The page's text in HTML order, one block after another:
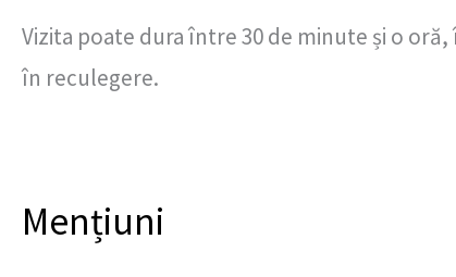
Vizita poate dura între 30 de minute și o
în reculegere.
Mențiuni